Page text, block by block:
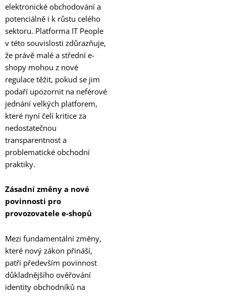
elektronické obchodování a
potenciálně i k růstu celého
sektoru. Platforma IT People
v této souvislosti zdůrazňuje,
že právě malé a střední e-
shopy mohou z nové
regulace těžit, pokud se jim
podaří upozornit na neférové
jednání velkých platforem,
které nyní čelí kritice za
nedostatečnou
transparentnost a
problematické obchodní
praktiky.
Zásadní změny a nové
povinnosti pro
provozovatele e-shopů
Mezi fundamentální změny,
které nový zákon přináší,
patří především povinnost
důkladnějšího ověřování
identity obchodníků na